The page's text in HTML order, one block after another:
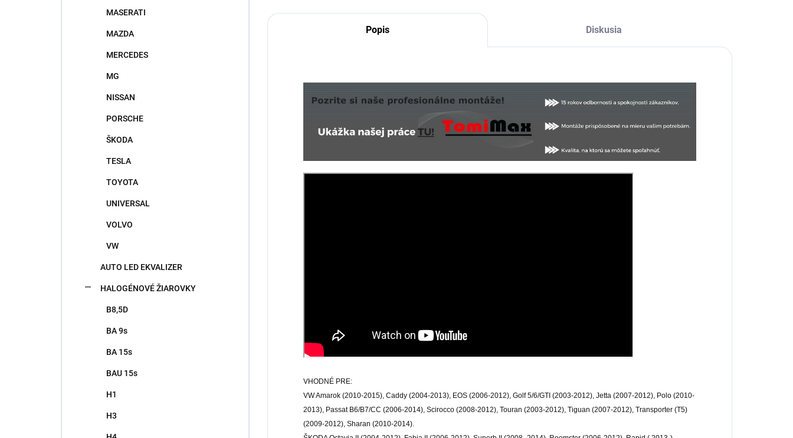
MASERATI
MAZDA
MERCEDES
MG
NISSAN
PORSCHE
ŠKODA
TESLA
TOYOTA
UNIVERSAL
VOLVO
VW
AUTO LED EKVALIZER
HALOGÉNOVÉ ŽIAROVKY
B8,5D
BA 9s
BA 15s
BAU 15s
H1
H3
Popis Diskusia
VHODNÉ PRE:
VW Amarok (2010-2015), Caddy (2004-2013), EOS (2006-2012), Golf 5/6/GTI (2003-2012), Jetta (2007-2012), Polo (2010-
2013), Passat B6/B7/CC (2006-2014), Scirocco (2008-2012), Touran (2003-2012), Tiguan (2007-2012), Transporter (T5)
(2009-2012), Sharan (2010-2014).